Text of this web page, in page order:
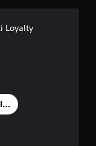
Loyalty